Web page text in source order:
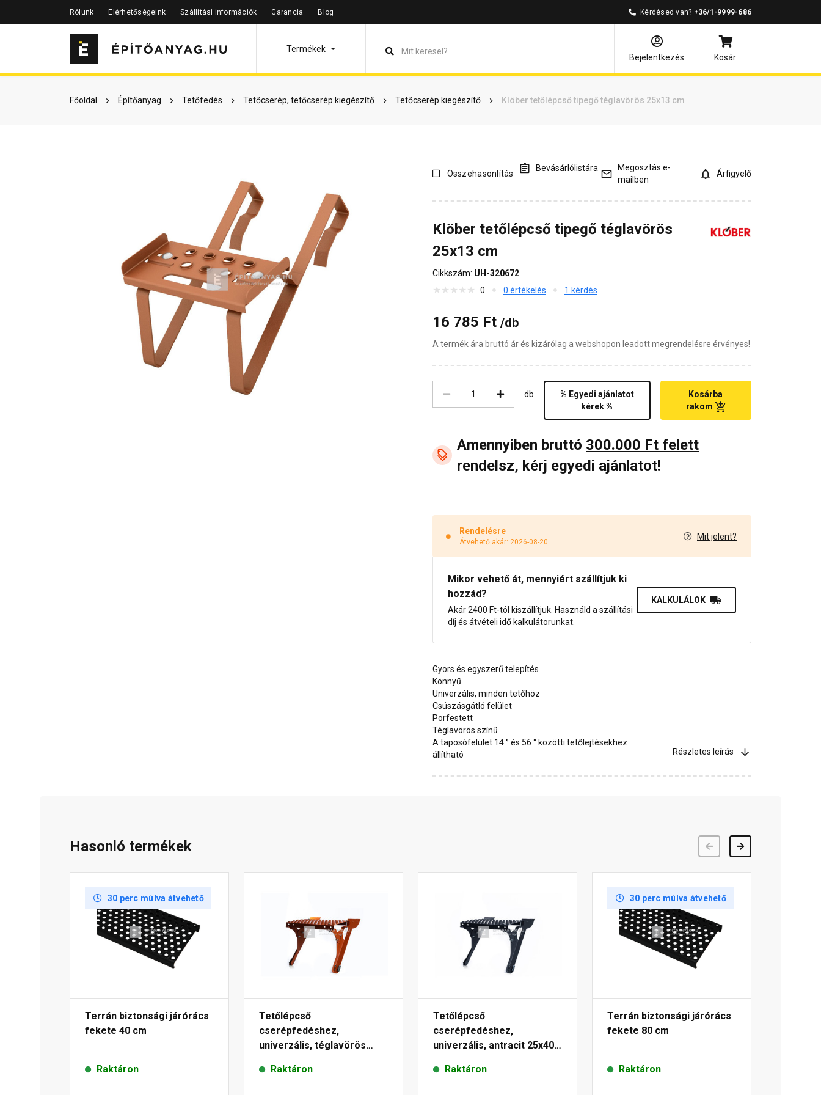
Rólunk Elérhetőségeink Szállítási információk Garancia Blog Kérdésed van? +36/1-9999-686
Termékek
Bejelentkezés
Kosár
Főoldal Építőanyag Tetőfedés Tetőcserép, tetőcserép kiegészítő Tetőcserép kiegészítő Klöber tetőlépcső tipegő téglavörös 25x13 cm
Szükséged lehet rá Részletes leírás Termékinformáció Vásárlói vélemények Kérdések és válaszok Kapcsolódó cikkek
Összehasonlítás
Bevásárlólistára
Megosztás e-
mailben
Árfigyelő
Klöber tetőlépcső tipegő téglavörös
25x13 cm
Cikkszám: UH-320672
0
0 értékelés 1 kérdés
16 785 Ft /db
A termék ára bruttó ár és kizárólag a webshopon leadott megrendelésre érvényes!
db
% Egyedi ajánlatot
kérek %
Kosárba
rakom
Amennyiben bruttó 300.000 Ft felett
rendelsz, kérj egyedi ajánlatot!
Rendelésre
Átvehető akár: 2026-08-20
Mit jelent?
Mikor vehető át, mennyiért szállítjuk ki
hozzád?
Akár 2400 Ft-tól kiszállítjuk. Használd a szállítási
díj és átvételi idő kalkulátorunkat.
KALKULÁLOK
Gyors és egyszerű telepítés
Könnyű
Univerzális, minden tetőhöz
Csúszásgátló felület
Porfestett
Téglavörös színű
A taposófelület 14 ° és 56 ° közötti tetőlejtésekhez
állítható
Részletes leírás
Hasonló termékek
30 perc múlva átvehető
Terrán biztonsági járórács
fekete 40 cm
Raktáron
Tetőlépcső
cserépfedéshez,
univerzális, téglavörös
Raktáron
Tetőlépcső
cserépfedéshez,
univerzális, antracit 25x40
Raktáron
30 perc múlva átvehető
Terrán biztonsági járórács
fekete 80 cm
Raktáron